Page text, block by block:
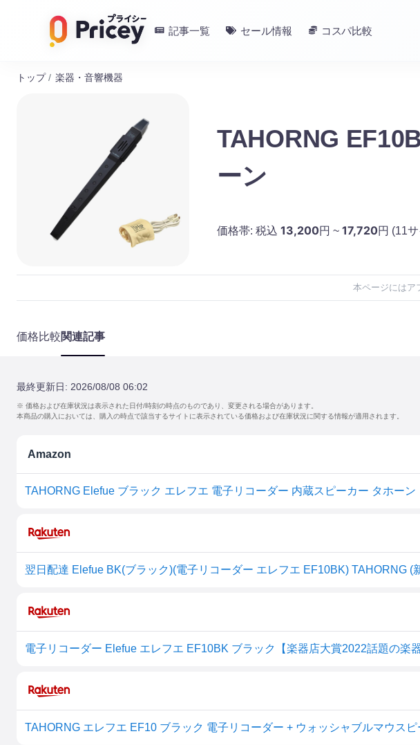
記事一覧 セール情報 コスパ比較
トップ / 楽器・音響機器
TAHORNG
ーン
価格帯: 税込 13,200円 ~ 17,720円 (11
本ページにはア
価格比較関連記事
最終更新日: 2026/08/08 06:02
※ 価格および在庫状況は表示された日付/時刻の時点のものであり、変更される場合があります。
本商品の購入においては、購入の時点で該当するサイトに表示されている価格および在庫状況に関する情報が適用されます。
Amazon
TAHORNG Elefue ブラック エレフエ 電子リコーダー 内蔵スピーカー タホーン
翌日配達 Elefue BK(ブラック)(電子リコーダー エレフエ EF10BK) TAHORNG (